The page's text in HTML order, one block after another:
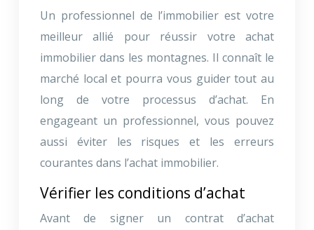
Un professionnel de l’immobilier est votre
meilleur allié pour réussir votre achat
immobilier dans les montagnes. Il connaît le
marché local et pourra vous guider tout au
long de votre processus d’achat. En
engageant un professionnel, vous pouvez
aussi éviter les risques et les erreurs
courantes dans l’achat immobilier.
Vérifier les conditions d’achat
Avant de signer un contrat d’achat